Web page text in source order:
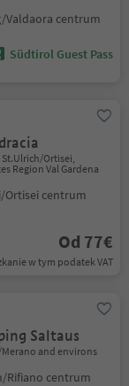
Valdaora centrum
Südtirol Guest Pass
St.Ulrich/Ortisei,
Region Val Gardena
Ortisei centrum
Od 77€
w tym podatek VAT
Saltaus
and environs
Rifiano centrum